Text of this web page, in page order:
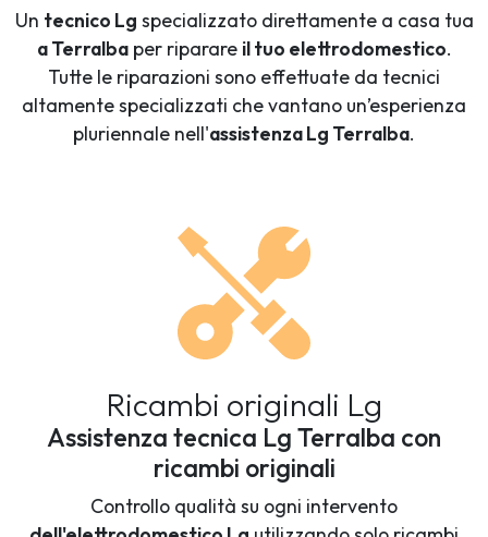
Un tecnico Lg specializzato direttamente a casa tua
a Terralbaper riparare il tuo elettrodomestico.
Tutte le riparazioni sono effettuate da tecnici
altamente specializzati che vantano un’esperienza
pluriennale nell'assistenza Lg Terralba.
Ricambi originali Lg
Assistenza tecnica Lg Terralba con
ricambi originali
Controllo qualità su ogni intervento